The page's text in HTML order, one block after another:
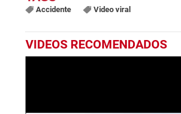
Accidente Video viral
VIDEOS RECOMENDADOS